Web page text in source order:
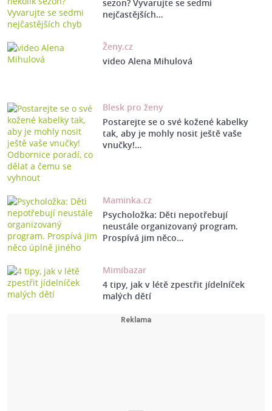
sezon? Vyvarujte se sedmi
nejčastějších…
Ženy.cz
video Alena Mihulová
Blesk pro ženy
Postarejte se o své kožené kabelky
tak, aby je mohly nosit ještě vaše
vnučky!…
Maminka.cz
Psycholožka: Děti nepotřebují
neustále organizovaný program.
Prospívá jim něco…
Mimibazar
4 tipy, jak v létě zpestřit jídelníček
malých dětí